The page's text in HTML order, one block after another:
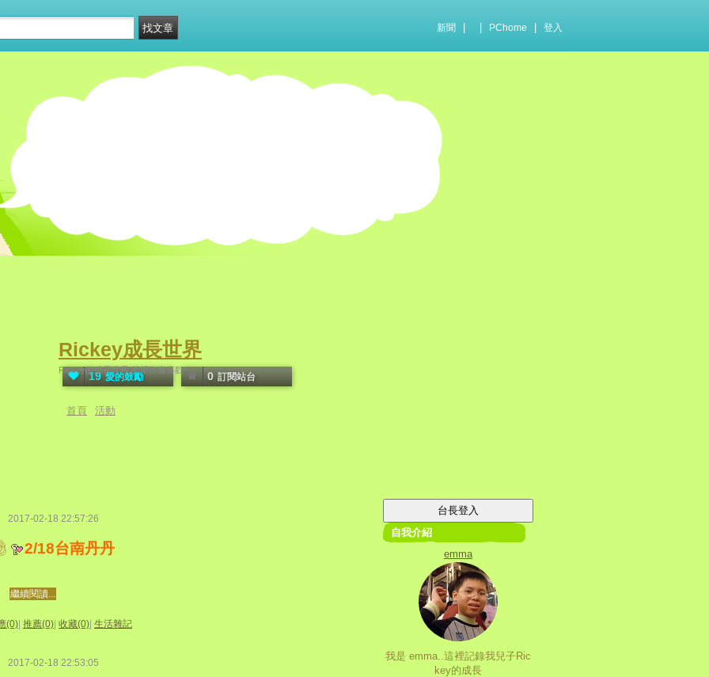
新聞 PChome 登入
Rickey成長世界
Rickey的成長世界,希望你會喜歡~
19 愛的鼓勵 0 訂閱站台
首頁 活動
2017-02-18 22:57:26
2/18台南丹丹
繼續閱讀...
(0) 推薦(0) 收藏(0) 生活雜記
2017-02-18 22:53:05
自我介紹
emma
我是 emma..這裡記錄我兒子Ric
key的成長